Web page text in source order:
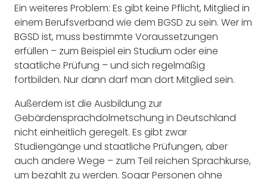
Ein weiteres Problem: Es gibt keine Pflicht, Mitglied in
einem Berufsverband wie dem BGSD zu sein. Wer im
BGSD ist, muss bestimmte Voraussetzungen
erfüllen – zum Beispiel ein Studium oder eine
staatliche Prüfung – und sich regelmäßig
fortbilden. Nur dann darf man dort Mitglied sein.
Außerdem ist die Ausbildung zur
Gebärdensprachdolmetschung in Deutschland
nicht einheitlich geregelt. Es gibt zwar
Studiengänge und staatliche Prüfungen, aber
auch andere Wege – zum Teil reichen Sprachkurse,
um bezahlt zu werden. Sogar Personen ohne